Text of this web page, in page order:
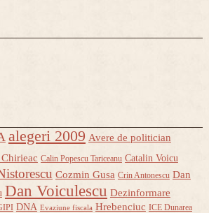
alegeri 2009 Avere de politician
Calin Popescu Tariceanu Catalin Voicu
Cozmin Gusa Crin Antonescu Dan
Dan Voiculescu Dezinformare
DNA Evaziune fiscala Hrebenciuc ICE Dunarea